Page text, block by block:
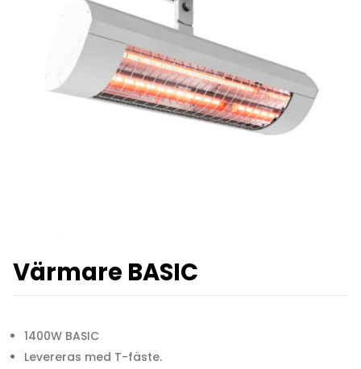
Värmare BASIC
1400W BASIC
Levereras med T-fäste.